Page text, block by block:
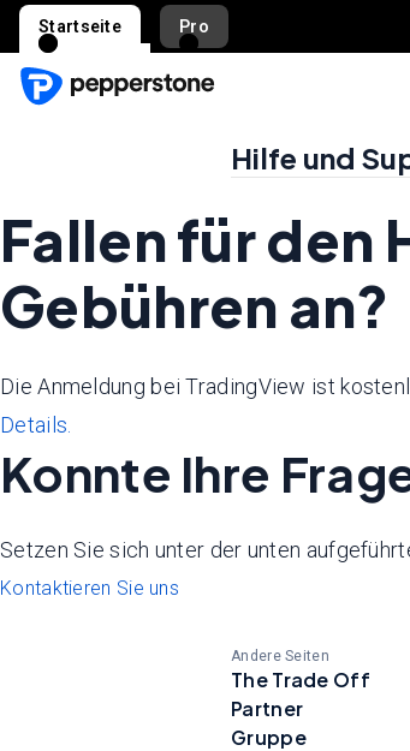
Startseite Pro
Hilfe und
Fallen für den
Gebühren an?
Die Anmeldung bei TradingView ist
Details.
Konnte Ihre
Setzen Sie sich unter der unten
Kontaktieren Sie uns
Andere Seiten
The Trade Off
Partner
Gruppe